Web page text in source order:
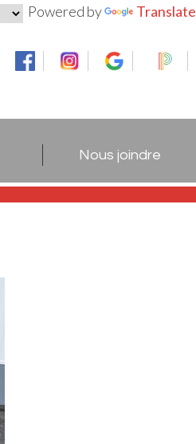
Powered by Translate
Nous joindre